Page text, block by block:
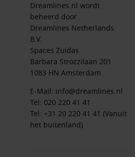
die Townsville bezoeken
4 schepen, waaronder
, biedt Cunard luxueuze cruises
en uitstekende service, vaak
Southampton
Met een totaal van 11 schepen,
Volendam , biedt Holland America
een focus op de Australaasiche
Dreamlines.nl wordt
beheerd door
Dreamlines Netherlands
B.V.
Spaces Zuidas
Barbara Strozzilaan 201
1083 HN Amsterdam
E-Mail: info@dreamlines.nl
Tel: 020 220 41 41
Tel: +31 20 220 41 41 (Vanuit
het buitenland)